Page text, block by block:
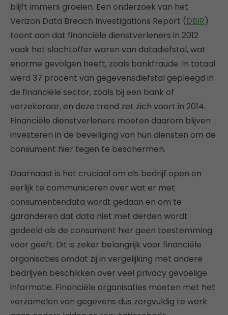
blijft immers groeien. Een onderzoek van het
Verizon Data Breach Investigations Report (DBIR)
toont aan dat financiële dienstverleners in 2012
vaak het slachtoffer waren van datadiefstal, wat
enorme gevolgen heeft, zoals bankfraude. In totaal
werd 37 procent van gegevensdiefstal gepleegd in
de financiële sector, zoals bij een bank of
verzekeraar, en deze trend zet zich voort in 2014.
Financiële dienstverleners moeten daarom blijven
investeren in de beveiliging van hun diensten om de
consument hier tegen te beschermen.
Daarnaast is het cruciaal om als bedrijf open en
eerlijk te communiceren over wat er met
consumentendata wordt gedaan en om te
garanderen dat data niet met derden wordt
gedeeld als de consument hier geen toestemming
voor geeft. Dit is zeker belangrijk voor financiële
organisaties omdat zij in vergelijking met andere
bedrijven beschikken over veel privacy gevoelige
informatie. Financiële organisaties moeten met het
verzamelen van gegevens dus zorgvuldig te werk